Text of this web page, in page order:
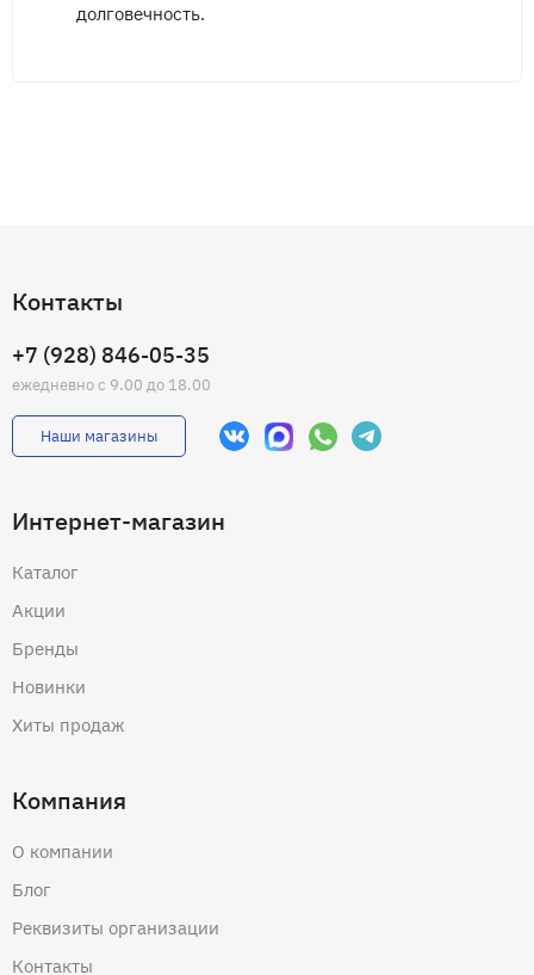
долговечность.
Контакты
+7 (928) 846-05-35
ежедневно с 9.00 до 18.00
Наши магазины
Интернет-магазин
Каталог
Акции
Бренды
Новинки
Хиты продаж
Компания
О компании
Блог
Реквизиты организации
Контакты